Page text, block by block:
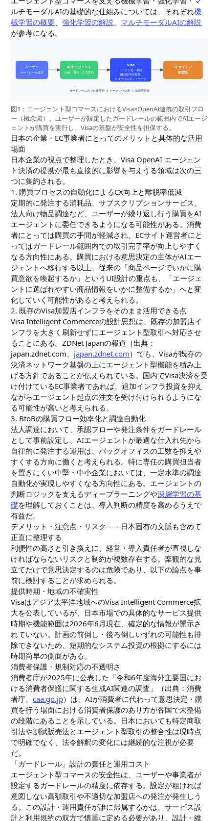
ルチモーダルAIの基礎的な仕組みについては、それぞれ機
械学習の概要、強化学習の解説、 マルチモーダルAIの解説
が参考になる。
ユーザー
ガードレール設定
AIエージェント
比較・選択・注文実行
Visa
トークン化・承認
継続的不正監視
グローバルネットワーク
ECサイト／
加盟店
ガードレール内で自律実行 → トークン化決済 → 加盟店着金
図1：エージェント型コマースにおけるVisa×OpenAI連携の取引フロ
ー（概念図）。ユーザーが設定したガードレールの範囲内でAIエージ
ェントが購買を実行し、Visaの基盤が安全性を担保する。
日本の企業・EC事業者にとってのメリットと具体的な活用
場面
日本企業の視点で整理したとき、Visa OpenAI エージェン
ト決済の提携が最も直接的に影響を与えうる領域は次の三
つに集約される。
1. 購買プロセスの自動化によるCX向上と離脱率低減
定期的に発注する消耗品、サブスクリプションサービス、
法人向け物品調達など、ユーザーが繰り返し行う購買をAI
エージェントに委任できるようになる可能性がある。消費
者にとっては購買の手間が軽減され、ECサイト運営者にと
ってはガードレール範囲内での取引完了率が向上しやすく
なる方向性にある。購買における意思決定の主体がAIエー
ジェントへ移行する以上、従来の「商品ページでいかに購
買意欲を喚起するか」というUI設計の重点も、「エージェ
ントに選ばれやすい商品情報をいかに整備するか」へと変
化していく可能性があると考えられる。
2. 既存のVisa加盟店インフラをそのまま活用できる点
Visa Intelligent Commerceの設計思想は、既存の加盟店イ
ンフラを大きく刷新せずにエージェント型取引へ対応させ
ることにある。ZDNet Japanの報道（出典：
japan.zdnet.com、 japan.zdnet.com）でも、Visaが既存の
決済ネットワーク基盤の上にエージェント型機能を積み上
げる方針であることが伝えられている。国内でVisa決済を受
け付けているEC事業者であれば、追加インフラ投資を抑え
ながらエージェント起点の注文を受け付けられるようにな
る可能性が高いと考えられる。
3. BtoBの購買フロー効率化と調達自動化
法人調達において、承認フローや発注条件をガードレール
として事前設定し、AIエージェントが最適な仕入れ先から
自律的に発注する運用は、バックオフィスの工数を抑えや
すくする方向に働くと考えられる。特に専任の購買担当者
を置きにくい中堅・中小企業においては、一定水準の調達
自動化が実現しやすくなる方向性にある。エージェントの
判断ロジックを支えるディープラーニングや深層学習の基
礎を理解しておくことは、導入判断の精度を高めるうえで
有益だ。
デメリット・注意点・リスク——日本固有の文脈も含めて
正直に整理する
利便性の高さと引き換えに、経営・導入責任者が直視しな
ければならないリスクと制約が複数存在する。楽観的な見
立てだけで意思決定するのは危険であり、以下の論点を事
前に検討することが求められる。
提供時期・地域の不確実性
Visaはアジア太平洋地域へのVisa Intelligent Commerce拡
大を公表しているが、日本市場での具体的なサービス提供
時期や機能範囲は2026年6月現在、確定的な情報が開示さ
れていない。計画の前倒し・後ろ倒しいずれの可能性も排
除できないため、短期的なシステム投資の根拠にするには
時期尚早の側面がある。
消費者保護・規制対応の不透明さ
消費者庁が2025年に公表した「令和6年度海外主要国にお
ける消費者保護に関する生成AI関連の調査」（出典：消費
者庁、caa.go.jp）は、AIが消費者に代わって意思決定・購
買を行う場面における消費者保護のあり方が各国で未整備
の段階にあることを示している。日本においても特定商取
引法や割賦販売法とエージェント型取引の整合性は現時点
で明確でなく、法令解釈の変化には継続的な注視が必要
だ。
「ガードレール」設計の責任と運用コスト
エージェント型コマースの安全性は、ユーザーや事業者が
設定するガードレールの精度に依存する。設定が粗ければ
意図しない高額取引や不適切な加盟店への発注が発生しう
る。この設計・運用責任が誰に帰属するかは、サービス設
計と利用規約の双方で慎重に定める必要があり、設計・維